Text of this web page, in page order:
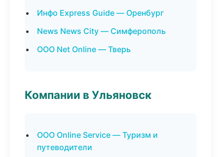
Инфо Express Guide — Оренбург
News News City — Симферополь
ООО Net Online — Тверь
Компании в Ульяновск
ООО Online Service — Туризм и
путеводители